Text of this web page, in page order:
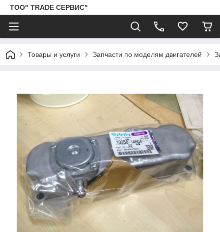
ТОО" TRADE СЕРВИС"
Товары и услуги Запчасти по моделям двигателей